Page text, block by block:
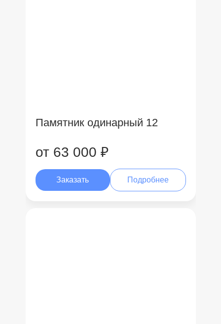
Памятник одинарный 12
от 63 000 ₽
Заказать Подробнее